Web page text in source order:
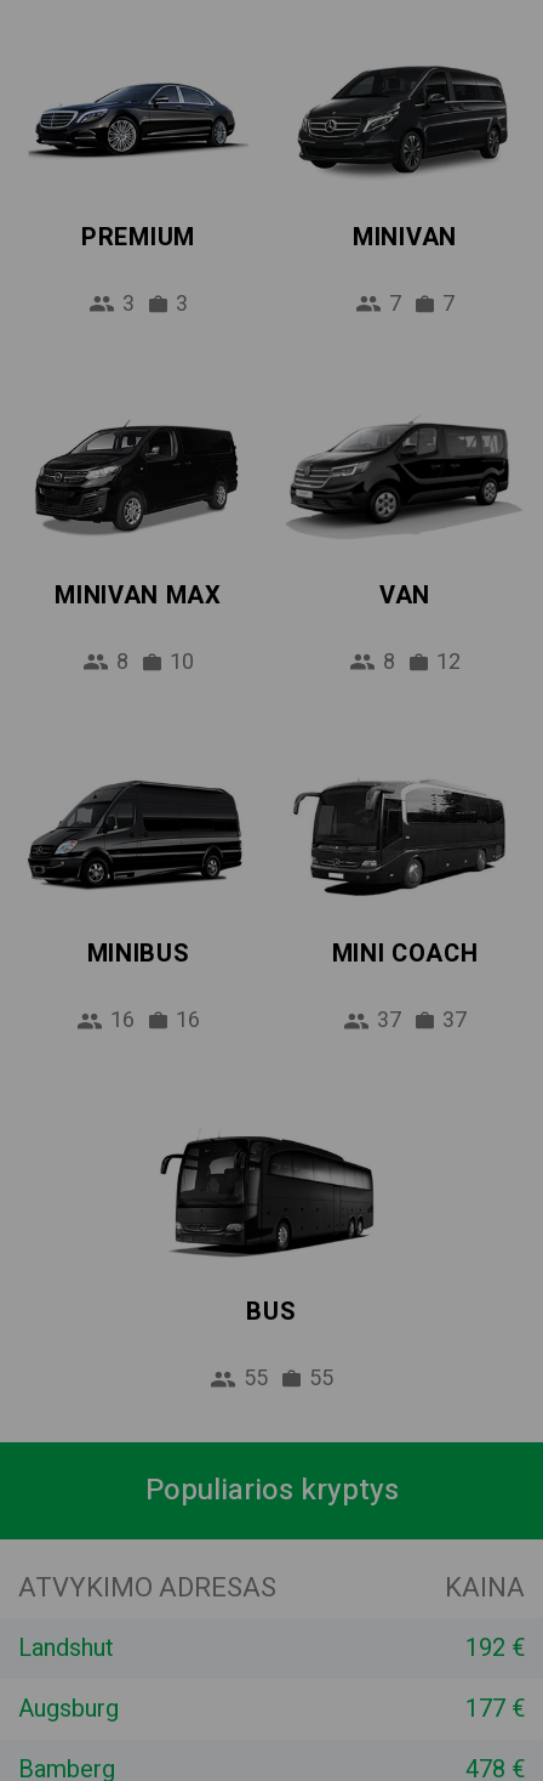
PREMIUM
3 3
MINIVAN
7 7
MINIVAN MAX
8 10
VAN
8 12
MINIBUS
16 16
MINI COACH
37 37
BUS
55 55
Populiarios kryptys
ATVYKIMO ADRESAS KAINA
Landshut
192 €
Augsburg
177 €
Bamberg
478 €